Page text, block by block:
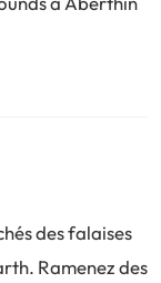
des falaises
Ramenez des